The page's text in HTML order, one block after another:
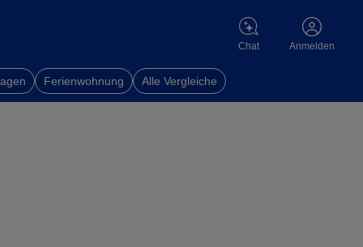
Chat Anmelden
Ferienwohnung Alle Vergleiche